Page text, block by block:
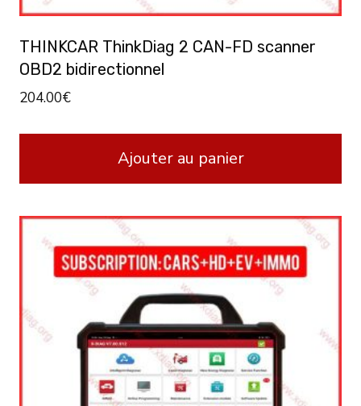
THINKCAR ThinkDiag 2 CAN-FD scanner
OBD2 bidirectionnel
204.00€
Ajouter au panier